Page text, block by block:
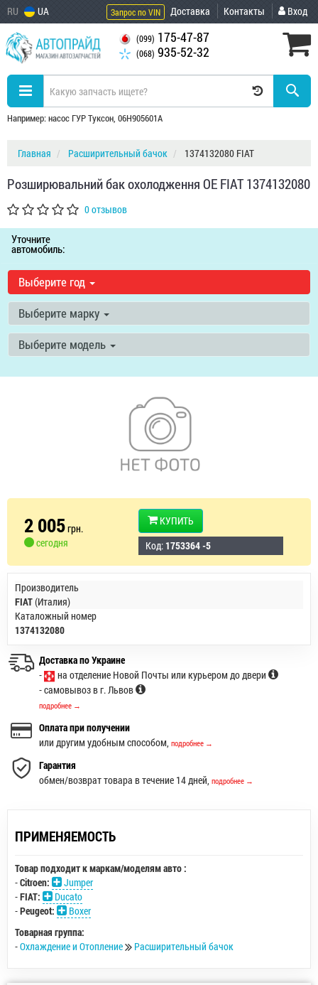
RU UA Запрос по VIN Доставка Контакты Вход
(099) 175-47-87
(068) 935-52-32
Например: насос ГУР Туксон, 06H905601A
Главная Расширительный бачок 1374132080 FIAT
Розширювальний бак охолодження OE FIAT 1374132080
0 отзывов
Уточните
автомобиль:
Выберите год
Выберите марку
Выберите модель
2 005грн.
сегодня
КУПИТЬ
Код: 1753364 -5
Производитель
FIAT(Италия)
Каталожный номер
1374132080
Доставка по Украине
-
на отделение Новой Почты или курьером до двери
- самовывоз в г. Львов
подробнее →
Оплата при получении
или другим удобным способом, подробнее →
Гарантия
обмен/возврат товара в течение 14 дней, подробнее →
ПРИМЕНЯЕМОСТЬ
Товар подходит к маркам/моделям авто :
-Citroen:
Jumper
-FIAT:
Ducato
-Peugeot:
Boxer
Товарная группа:
-Охлаждение и Отопление Расширительный бачок